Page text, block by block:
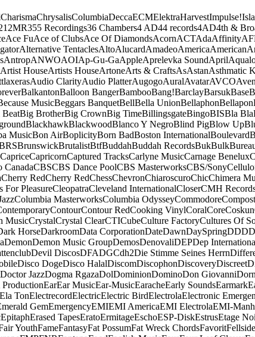
CharismaChrysalisColumbiaDeccaECMElektraHarvestImpulse!
2MR355 Recordings36 Chambers4 AD44 records4AD4th &
Ace FuAce of ClubsAce Of DiamondsAcornACTAdaAffinity
Alternative TentaclesAltoAlucardAmadeoAmericaAmerican
AntropANWOAOIAp-Gu-GaAppleAprelevka SoundApril
Artist HouseArtists HouseArtoneArts & CraftsAsAstanAsthmatic
Audio ClarityAudio PlatterAugogoAuralAvatarAVCO
BalkantonBalloon BangerBambooBang!BarclayBarsukBase
MusicBeggars BanquetBellBella UnionBellaphonBellapon
Big BrotherBig CrownBig TimeBillingsgateBingoBISBla Bla
BlackhawkBlackwoodBlanco Y NegroBlind PigBlow Up
MusicBon AirBoplicityBorn BadBoston InternationalBoulevard
BrunswickBrutalistBtfBuddahBuddah RecordsBukBulk
CapriceCapricornCaptured TracksCarlyne MusicCarnage Benelux
CanadaCBSCBS Dance PoolCBS MasterworksCBS/Sony
Cherry RedCherry RedChessChevronChiaroscuroChicChimera
For PleasureCleopatraCleveland InternationalCloserCMH
Columbia MasterworksColumbia OdysseyCommodoreCompost
ContourContour RedCooking VinylCoralCoreCoskun
MusicCrystalCrystal ClearCTICubeCulture FactoryCultures Of
HorseDarkroomData CorporationDateDawnDaySpringDDD
DemonDemon Music GroupDemosDenovaliDEPDep
Devil DiscosDFADGCdh2Die Stimme Seines Herrn
Disco DogeDisco HalalDiscomDiscophonDiscoveryDiscreet
Doctor JazzDogma RgazaDolDominionDominoDon Giovanni
ProductionEarEar MusicEar-MusicEaracheEarly SoundsEarmark
Ela TonElectrecordElectricElectric BirdElectrolaElectronic
GemEmergencyEMIEMI AmericaEMI ElectrolaEMI-
EpitaphErased TapesEratoErmitageEschoESP-DiskEstrusEtage
YouthFameFantasyFat PossumFat Wreck ChordsFavoritFellside